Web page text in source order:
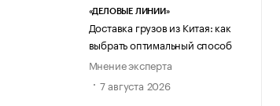
«ДЕЛОВЫЕ ЛИНИИ»
Доставка грузов из Китая: как
выбрать оптимальный способ
Мнение эксперта
7 августа 2026